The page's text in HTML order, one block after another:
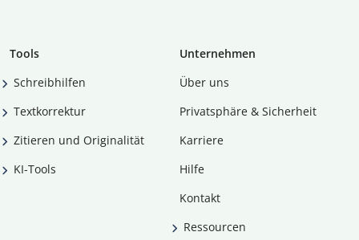
Tools
Schreibhilfen
Textkorrektur
Zitieren und Originalität
KI-Tools
Unternehmen
Über uns
Privatsphäre & Sicherheit
Karriere
Hilfe
Kontakt
Ressourcen